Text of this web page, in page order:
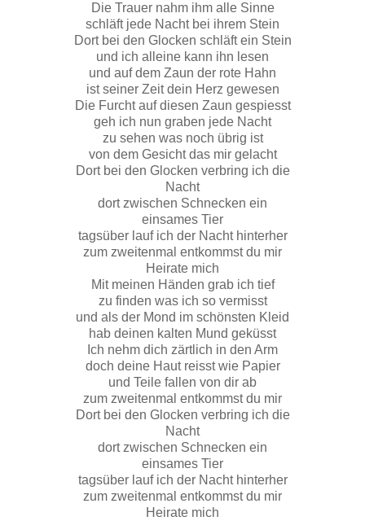
Die Trauer nahm ihm alle Sinne
schläft jede Nacht bei ihrem Stein
Dort bei den Glocken schläft ein Stein
und ich alleine kann ihn lesen
und auf dem Zaun der rote Hahn
ist seiner Zeit dein Herz gewesen
Die Furcht auf diesen Zaun gespiesst
geh ich nun graben jede Nacht
zu sehen was noch übrig ist
von dem Gesicht das mir gelacht
Dort bei den Glocken verbring ich die
Nacht
dort zwischen Schnecken ein
einsames Tier
tagsüber lauf ich der Nacht hinterher
zum zweitenmal entkommst du mir
Heirate mich
Mit meinen Händen grab ich tief
zu finden was ich so vermisst
und als der Mond im schönsten Kleid
hab deinen kalten Mund geküsst
Ich nehm dich zärtlich in den Arm
doch deine Haut reisst wie Papier
und Teile fallen von dir ab
zum zweitenmal entkommst du mir
Dort bei den Glocken verbring ich die
Nacht
dort zwischen Schnecken ein
einsames Tier
tagsüber lauf ich der Nacht hinterher
zum zweitenmal entkommst du mir
Heirate mich